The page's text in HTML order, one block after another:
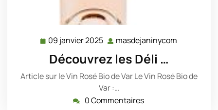
09 janvier 2025 09
janvier
2025
masdejaninycom
Découvrez les Déli …
Article sur le Vin Rosé Bio de Var Le Vin Rosé Bio de
Var :…
0 Commentaires